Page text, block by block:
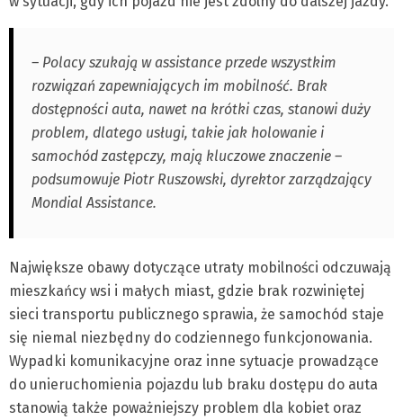
– Polacy szukają w assistance przede wszystkim
rozwiązań zapewniających im mobilność. Brak
dostępności auta, nawet na krótki czas, stanowi duży
problem, dlatego usługi, takie jak holowanie i
samochód zastępczy, mają kluczowe znaczenie –
podsumowuje Piotr Ruszowski, dyrektor zarządzający
Mondial Assistance.
Największe obawy dotyczące utraty mobilności odczuwają
mieszkańcy wsi i małych miast, gdzie brak rozwiniętej
sieci transportu publicznego sprawia, że samochód staje
się niemal niezbędny do codziennego funkcjonowania.
Wypadki komunikacyjne oraz inne sytuacje prowadzące
do unieruchomienia pojazdu lub braku dostępu do auta
stanowią także poważniejszy problem dla kobiet oraz